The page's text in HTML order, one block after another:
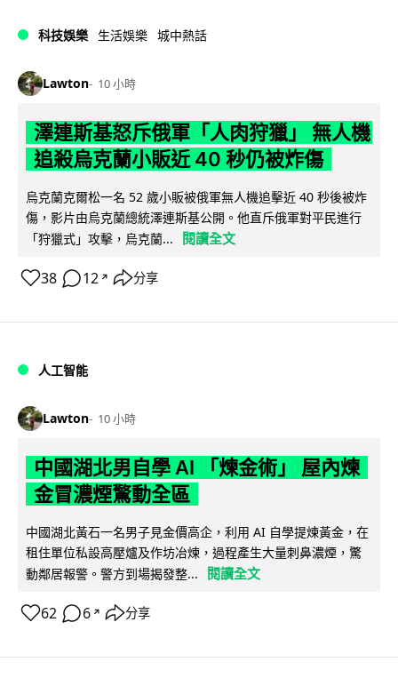
科技娛樂 生活娛樂 城中熱話
Lawton 10 小時
澤連斯基怒斥俄軍「人肉狩獵」 無人機
追殺烏克蘭小販近 40 秒仍被炸傷
烏克蘭克爾松一名 52 歲小販被俄軍無人機追擊近 40 秒後被炸
傷，影片由烏克蘭總統澤連斯基公開。他直斥俄軍對平民進行
「狩獵式」攻擊，烏克蘭...
閱讀全文
38 12 ↗ 分享
人工智能
Lawton 10 小時
中國湖北男自學 AI 「煉金術」 屋內煉
金冒濃煙驚動全區
中國湖北黃石一名男子見金價高企，利用 AI 自學提煉黃金，在
租住單位私設高壓爐及作坊冶煉，過程產生大量刺鼻濃煙，驚
動鄰居報警。警方到場揭發整...
閱讀全文
62 6 ↗ 分享